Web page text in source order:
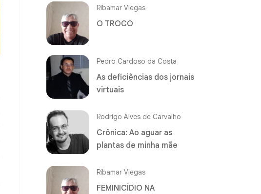
Ribamar Viegas
O TROCO
Pedro Cardoso da Costa
As deficiências dos jornais
virtuais
Rodrigo Alves de Carvalho
Crônica: Ao aguar as
plantas de minha mãe
Ribamar Viegas
FEMINICÍDIO NA